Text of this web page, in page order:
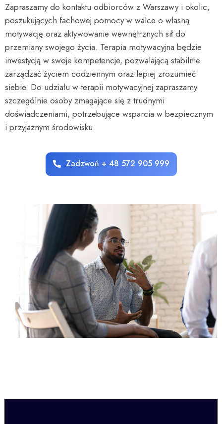
Zapraszamy do kontaktu odbiorców z Warszawy i okolic,
poszukujących fachowej pomocy w walce o własną
motywację oraz aktywowanie wewnętrznych sił do
przemiany swojego życia. Terapia motywacyjna będzie
inwestycją w swoje kompetencje, pozwalającą stabilnie
zarządzać życiem codziennym oraz lepiej zrozumieć
siebie. Do udziału w terapii motywacyjnej zapraszamy
szczególnie osoby zmagające się z trudnymi
doświadczeniami, potrzebujące wsparcia w bezpiecznym
i przyjaznym środowisku.
Zadzwoń + 48 572 905 999